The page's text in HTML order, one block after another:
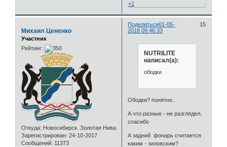
+1
Поделиться 15
01-05-
2018 09:46:33
Михаил Цененко
Участник
Рейтинг:
Откуда: Новосибирск. Золотая Нива
Зарегистрирован: 24-10-2017
Сообщений: 11373
NUTRILITE
написал(а):
ободки
Ободки? понятно..
А что разные - не разглядел.
спасибо
А задний фонарь считается
каким - зиловским?